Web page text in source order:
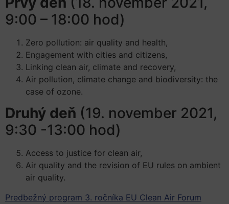
9:00 – 18:00 hod)
Zero pollution: air quality and health,
Engagement with cities and citizens,
Linking clean air, climate and recovery,
Air pollution, climate change and biodiversity: the
case of ozone.
Druhý deň (19. november 2021,
9:30 -13:00 hod)
Access to justice for clean air,
Air quality and the revision of EU rules on ambient
air quality.
Predbežný program 3. ročníka EU Clean Air Forum